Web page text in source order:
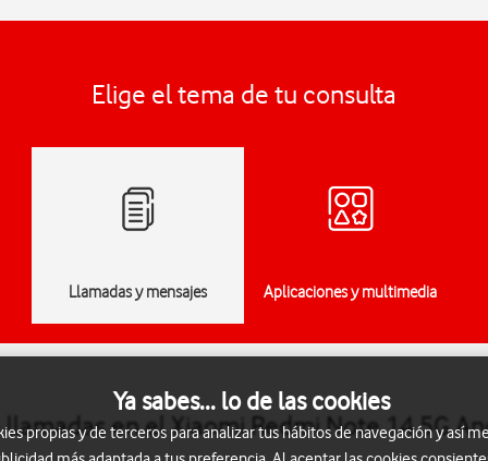
Elige el tema de tu consulta
Llamadas y mensajes Aplicaciones y multimedia
en el Xiaomi Redmi Note 14 5G
Ya sabes... lo de las cookies
propias y de terceros para analizar tus hábitos de navegación y así